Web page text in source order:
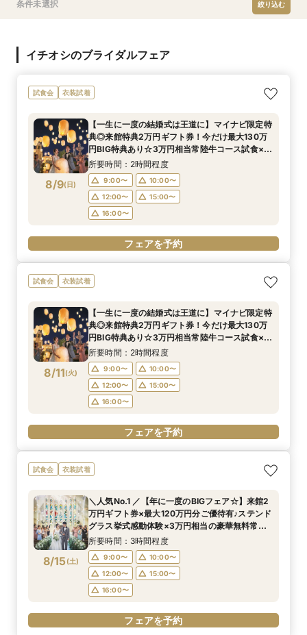
条件未選択 絞り込む
イチオシのブライダルフェア
試食会 衣装試着
8/9(日)
【一生に一度の結婚式は王道に】マイナビ限定特
典◎来館特典2万円ギフト券！今だけ最大130万
円BIG特典あり☆3万円相当常陸牛コース試食×新
作ドレス試着も叶う♪
所要時間：2時間程度
9:00〜
10:00〜
12:00〜
15:00〜
16:00〜
フェアを予約
試食会 衣装試着
8/11(火)
【一生に一度の結婚式は王道に】マイナビ限定特
典◎来館特典2万円ギフト券！今だけ最大130万
円BIG特典あり☆3万円相当常陸牛コース試食×新
作ドレス試着も叶う♪
所要時間：2時間程度
9:00〜
10:00〜
12:00〜
15:00〜
16:00〜
フェアを予約
試食会 衣装試着
8/15(土)
＼人気No.1 ／【年に一度のBIGフェア☆】来館2
万円ギフト券×最大120万円分ご優待有♪ステンド
グラス挙式感動体験×3万円相当の豪華無料常陸
牛コース♪まずは頼れるプランナーに相談しよう
所要時間：3時間程度
9:00〜
10:00〜
12:00〜
15:00〜
16:00〜
フェアを予約